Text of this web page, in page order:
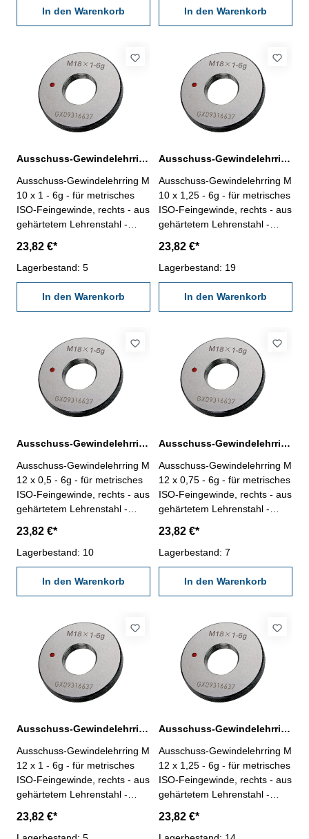
In den Warenkorb In den Warenkorb
Ausschuss-Gewindelehrring M 10 x 1 - 6g DIN 13
Ausschuss-Gewindelehrring M
10 x 1 - 6g - für metrisches
ISO-Feingewinde, rechts - aus
gehärtetem Lehrenstahl -
10 x 1
23,82 €*
Lagerbestand: 5
In den Warenkorb
Ausschuss-Gewindelehrring M 10 x 1,25 - 6g DIN 13
Ausschuss-Gewindelehrring M
10 x 1,25 - 6g - für metrisches
ISO-Feingewinde, rechts - aus
gehärtetem Lehrenstahl -
10 x 1,25
23,82 €*
Lagerbestand: 19
In den Warenkorb
Ausschuss-Gewindelehrring M 12 x 0,5 - 6g DIN 13
Ausschuss-Gewindelehrring M
12 x 0,5 - 6g - für metrisches
ISO-Feingewinde, rechts - aus
gehärtetem Lehrenstahl -
12 x 0,5
23,82 €*
Lagerbestand: 10
In den Warenkorb
Ausschuss-Gewindelehrring M 12 x 0,75 - 6g DIN 13
Ausschuss-Gewindelehrring M
12 x 0,75 - 6g - für metrisches
ISO-Feingewinde, rechts - aus
gehärtetem Lehrenstahl -
12 x 0,75
23,82 €*
Lagerbestand: 7
In den Warenkorb
Ausschuss-Gewindelehrring M 12 x 1 - 6g DIN 13
Ausschuss-Gewindelehrring M
12 x 1 - 6g - für metrisches
ISO-Feingewinde, rechts - aus
gehärtetem Lehrenstahl -
12 x 1
23,82 €*
Ausschuss-Gewindelehrring M 12 x 1,25 - 6g DIN 13
Ausschuss-Gewindelehrring M
12 x 1,25 - 6g - für metrisches
ISO-Feingewinde, rechts - aus
gehärtetem Lehrenstahl -
12 x 1,25
23,82 €*